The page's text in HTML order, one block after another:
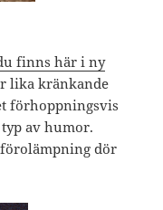
finns här i ny
lika kränkande
förhoppningsvis
av humor.
dör